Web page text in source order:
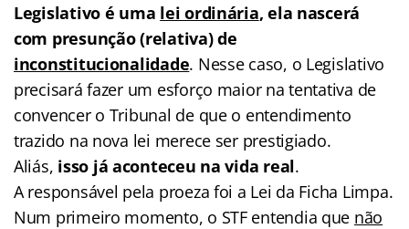
Legislativo é uma lei ordinária, ela nascerá
com presunção (relativa) de
inconstitucionalidade. Nesse caso, o Legislativo
precisará fazer um esforço maior na tentativa de
convencer o Tribunal de que o entendimento
trazido na nova lei merece ser prestigiado.
Aliás, isso já aconteceu na vida real.
A responsável pela proeza foi a Lei da Ficha Limpa.
Num primeiro momento, o STF entendia que não